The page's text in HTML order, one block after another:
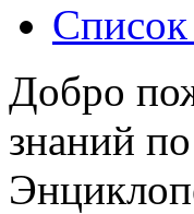
Добро
знаний